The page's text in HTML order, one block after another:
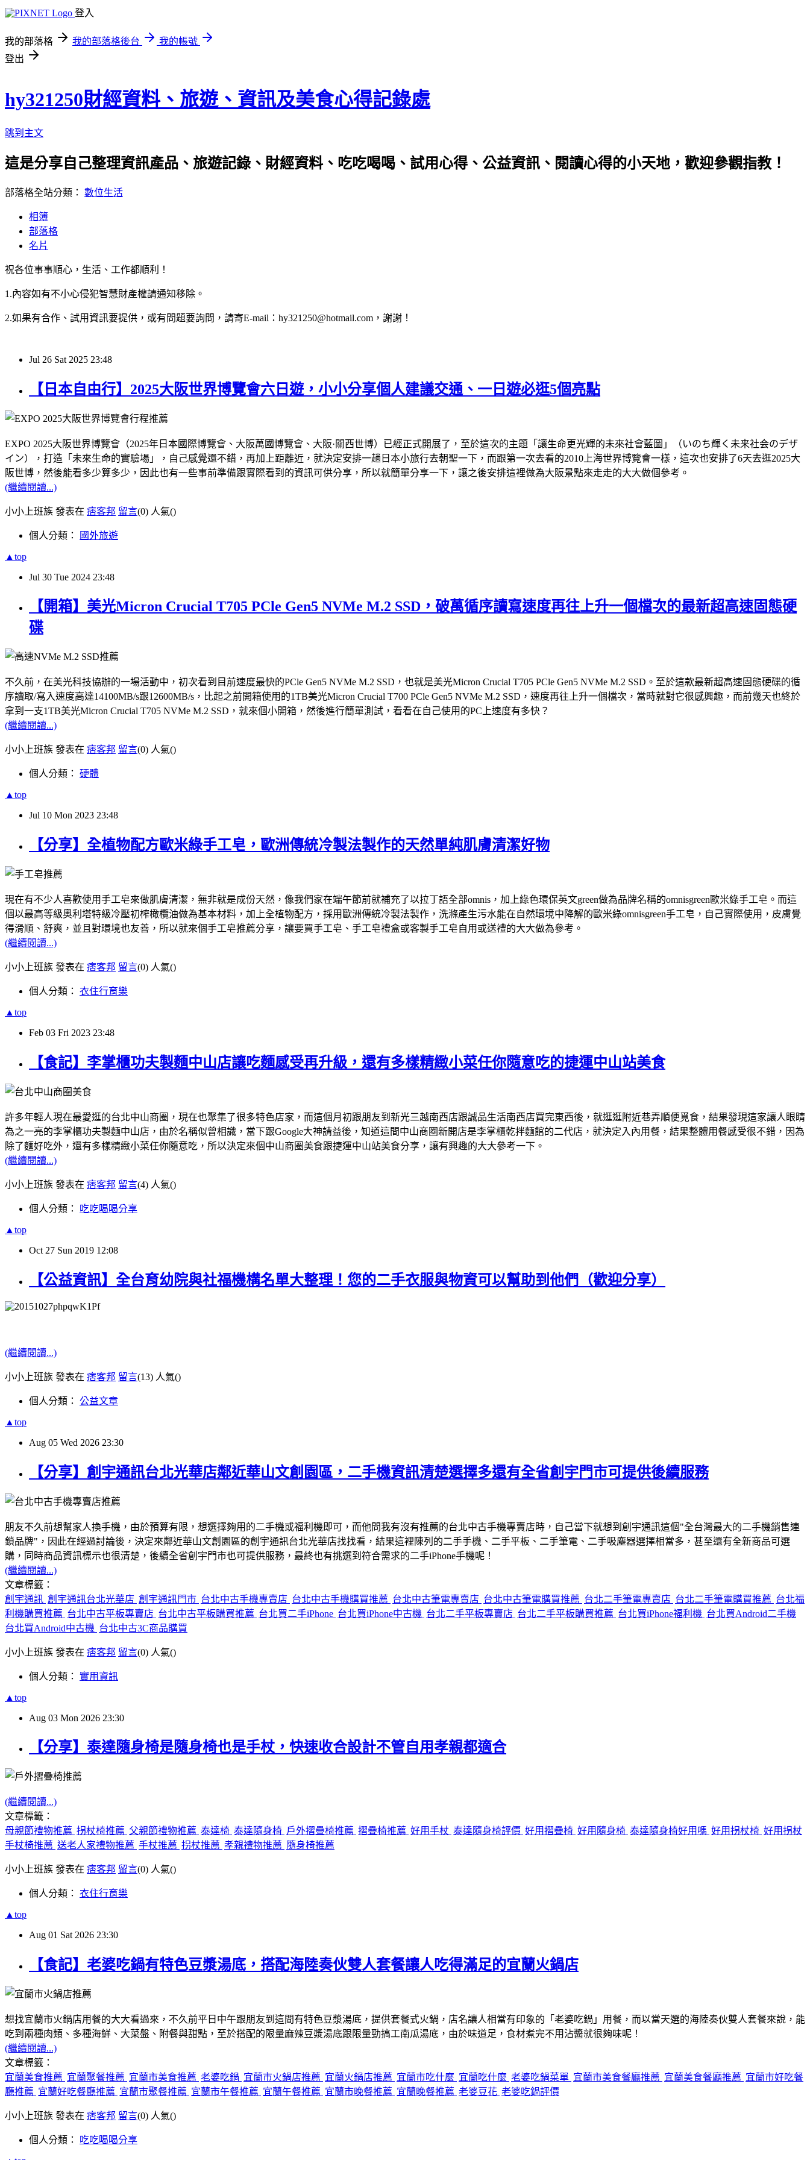
登入
我的部落格 我的部落格後台
我的帳號
登出
hy321250財經資料、旅遊、資訊及美食心得記錄處
跳到主文
這是分享自己整理資訊產品、旅遊記錄、財經資料、吃吃喝喝、試用心得、公益資訊、閱讀心得的小天地，歡迎參觀指教！
部落格全站分類： 數位生活
相簿
部落格
名片
祝各位事事順心，生活、工作都順利！
1.內容如有不小心侵犯智慧財產權請通知移除。
2.如果有合作、試用資訊要提供，或有問題要詢問，請寄E-mail：hy321250@hotmail.com，謝謝！
Jul 26 Sat 2025 23:48
【日本自由行】2025大阪世界博覽會六日遊，小小分享個人建議交通、一日遊必逛5個亮點
EXPO 2025大阪世界博覽會（2025年日本國際博覽會、大阪萬國博覽會、大阪·關西世博）已經正式開展了，至於這次的主題「讓生命更光輝的未來社會藍圖」（いのち輝く未来社会のデザ
イン），打造「未來生命的實驗場」，自己感覺還不錯，再加上距離近，就決定安排一趟日本小旅行去朝聖一下，而跟第一次去看的2010上海世界博覽會一樣，這次也安排了6天去逛2025大
阪世博，然後能看多少算多少，因此也有一些事前準備跟實際看到的資訊可供分享，所以就簡單分享一下，讓之後安排這裡做為大阪景點來走走的大大做個參考。
(繼續閱讀...)
小小上班族 發表在 痞客邦 留言(0) 人氣()
個人分類： 國外旅遊
▲top
Jul 30 Tue 2024 23:48
【開箱】美光Micron Crucial T705 PCle Gen5 NVMe M.2 SSD，破萬循序讀寫速度再往上升一個檔次的最新超高速固態硬
碟
不久前，在美光科技協辦的一場活動中，初次看到目前速度最快的PCle Gen5 NVMe M.2 SSD，也就是美光Micron Crucial T705 PCle Gen5 NVMe M.2 SSD。至於這款最新超高速固態硬碟的循
序讀取/寫入速度高達14100MB/s跟12600MB/s，比起之前開箱使用的1TB美光Micron Crucial T700 PCle Gen5 NVMe M.2 SSD，速度再往上升一個檔次，當時就對它很感興趣，而前幾天也終於
拿到一支1TB美光Micron Crucial T705 NVMe M.2 SSD，就來個小開箱，然後進行簡單測試，看看在自己使用的PC上速度有多快？
(繼續閱讀...)
小小上班族 發表在 痞客邦 留言(0) 人氣()
個人分類： 硬體
▲top
Jul 10 Mon 2023 23:48
【分享】全植物配方歐米綠手工皂，歐洲傳統冷製法製作的天然單純肌膚清潔好物
現在有不少人喜歡使用手工皂來做肌膚清潔，無非就是成份天然，像我們家在端午節前就補充了以拉丁語全部omnis，加上綠色環保英文green做為品牌名稱的omnisgreen歐米綠手工皂。而這
個以最高等級奧利塔特級冷壓初榨橄欖油做為基本材料，加上全植物配方，採用歐洲傳統冷製法製作，洗滌產生污水能在自然環境中降解的歐米綠omnisgreen手工皂，自己實際使用，皮膚覺
得滑順、舒爽，並且對環境也友善，所以就來個手工皂推薦分享，讓要買手工皂、手工皂禮盒或客製手工皂自用或送禮的大大做為參考。
(繼續閱讀...)
小小上班族 發表在 痞客邦 留言(0) 人氣()
個人分類： 衣住行育樂
▲top
Feb 03 Fri 2023 23:48
【食記】李掌櫃功夫製麵中山店讓吃麵感受再升級，還有多樣精緻小菜任你隨意吃的捷運中山站美食
許多年輕人現在最愛逛的台北中山商圈，現在也聚集了很多特色店家，而這個月初跟朋友到新光三越南西店跟誠品生活南西店買完東西後，就逛逛附近巷弄順便覓食，結果發現這家讓人眼睛
為之一亮的李掌櫃功夫製麵中山店，由於名稱似曾相識，當下跟Google大神請益後，知道這間中山商圈新開店是李掌櫃乾拌麵館的二代店，就決定入內用餐，結果整體用餐感受很不錯，因為
除了麵好吃外，還有多樣精緻小菜任你隨意吃，所以決定來個中山商圈美食跟捷運中山站美食分享，讓有興趣的大大參考一下。
(繼續閱讀...)
小小上班族 發表在 痞客邦 留言(4) 人氣()
個人分類： 吃吃喝喝分享
▲top
Oct 27 Sun 2019 12:08
【公益資訊】全台育幼院與社福機構名單大整理！您的二手衣服與物資可以幫助到他們（歡迎分享）
(繼續閱讀...)
小小上班族 發表在 痞客邦 留言(13) 人氣()
個人分類： 公益文章
▲top
Aug 05 Wed 2026 23:30
【分享】創宇通訊台北光華店鄰近華山文創園區，二手機資訊清楚選擇多還有全省創宇門市可提供後續服務
朋友不久前想幫家人換手機，由於預算有限，想選擇夠用的二手機或福利機即可，而他問我有沒有推薦的台北中古手機專賣店時，自己當下就想到創宇通訊這個"全台灣最大的二手機銷售連
鎖品牌"，因此在經過討論後，決定來鄰近華山文創園區的創宇通訊台北光華店找找看，結果這裡陳列的二手手機、二手平板、二手筆電、二手吸塵器選擇相當多，甚至還有全新商品可選
購，同時商品資訊標示也很清楚，後續全省創宇門市也可提供服務，最終也有挑選到符合需求的二手iPhone手機呢！
(繼續閱讀...)
文章標籤：
創宇通訊 創宇通訊台北光華店 創宇通訊門市 台北中古手機專賣店 台北中古手機購買推薦 台北中古筆電專賣店 台北中古筆電購買推薦 台北二手筆電專賣店 台北二手筆電購買推薦 台北福
利機購買推薦 台北中古平板專賣店 台北中古平板購買推薦 台北買二手iPhone 台北買iPhone中古機 台北二手平板專賣店 台北二手平板購買推薦 台北買iPhone福利機 台北買Android二手機
台北買Android中古機 台北中古3C商品購買
小小上班族 發表在 痞客邦 留言(0) 人氣()
個人分類： 實用資訊
▲top
Aug 03 Mon 2026 23:30
【分享】泰達隨身椅是隨身椅也是手杖，快速收合設計不管自用孝親都適合
(繼續閱讀...)
文章標籤：
母親節禮物推薦 拐杖椅推薦 父親節禮物推薦 泰達椅 泰達隨身椅 戶外摺疊椅推薦 摺疊椅推薦 好用手杖 泰達隨身椅評價 好用摺疊椅 好用隨身椅 泰達隨身椅好用嗎 好用拐杖椅 好用拐杖
手杖椅推薦 送老人家禮物推薦 手杖推薦 拐杖推薦 孝親禮物推薦 隨身椅推薦
小小上班族 發表在 痞客邦 留言(0) 人氣()
個人分類： 衣住行育樂
▲top
Aug 01 Sat 2026 23:30
【食記】老婆吃鍋有特色豆漿湯底，搭配海陸奏伙雙人套餐讓人吃得滿足的宜蘭火鍋店
想找宜蘭市火鍋店用餐的大大看過來，不久前平日中午跟朋友到這間有特色豆漿湯底，提供套餐式火鍋，店名讓人相當有印象的「老婆吃鍋」用餐，而以當天選的海陸奏伙雙人套餐來說，能
吃到兩種肉類、多種海鮮、大菜盤、附餐與甜點，至於搭配的限量麻辣豆漿湯底跟限量勁搞工南瓜湯底，由於味道足，食材煮完不用沾醬就很夠味呢！
(繼續閱讀...)
文章標籤：
宜蘭美食推薦 宜蘭聚餐推薦 宜蘭市美食推薦 老婆吃鍋 宜蘭市火鍋店推薦 宜蘭火鍋店推薦 宜蘭市吃什麼 宜蘭吃什麼 老婆吃鍋菜單 宜蘭市美食餐廳推薦 宜蘭美食餐廳推薦 宜蘭市好吃餐
廳推薦 宜蘭好吃餐廳推薦 宜蘭市聚餐推薦 宜蘭市午餐推薦 宜蘭午餐推薦 宜蘭市晚餐推薦 宜蘭晚餐推薦 老婆豆花 老婆吃鍋評價
小小上班族 發表在 痞客邦 留言(0) 人氣()
個人分類： 吃吃喝喝分享